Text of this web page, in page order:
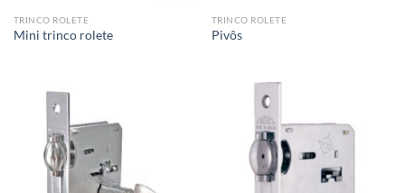
TRINCO ROLETE
Mini trinco rolete
TRINCO ROLETE
Pivôs